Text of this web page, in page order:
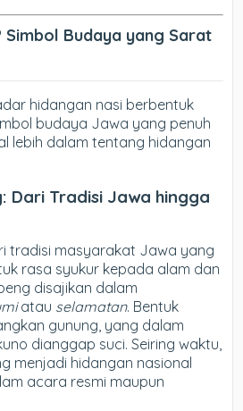
Simbol Budaya yang Sarat
hidangan nasi berbentuk
budaya Jawa yang penuh
lebih dalam tentang hidangan
Dari Tradisi Jawa hingga
tradisi masyarakat Jawa yang
rasa syukur kepada alam dan
disajikan dalam
atau selamatan. Bentuk
gunung, yang dalam
dianggap suci. Seiring waktu,
menjadi hidangan nasional
acara resmi maupun